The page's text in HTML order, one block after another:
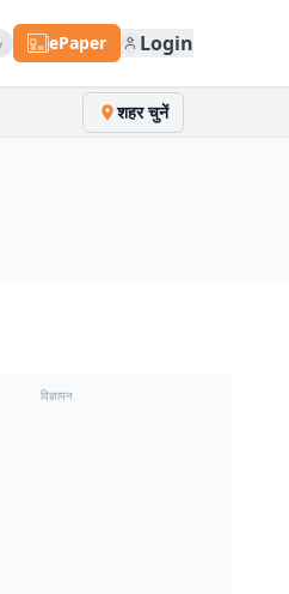
ePaper Login
शहर चुनें
विज्ञापन